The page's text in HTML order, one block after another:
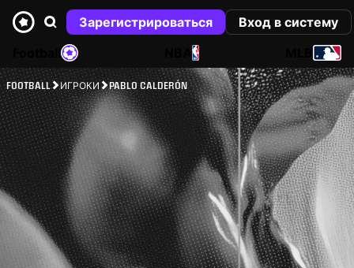
Зарегистрироваться
Вход в систему
NBA
FOOTBALL ИГРОКИ PABLO CALDERÓN